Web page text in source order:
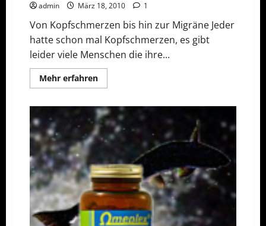
admin März 18, 2010 1
Von Kopfschmerzen bis hin zur Migräne Jeder
hatte schon mal Kopfschmerzen, es gibt
leider viele Menschen die ihre...
Mehr erfahrenMehr
Informationen
Kopfschmerzen
bis
hin
zur
Migräne